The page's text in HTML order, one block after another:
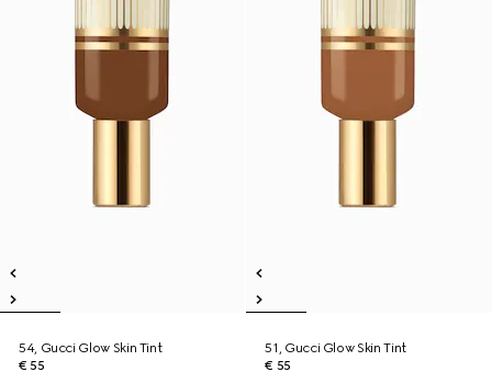
54, Gucci Glow Skin Tint
€ 55
51, Gucci Glow Skin Tint
€ 55